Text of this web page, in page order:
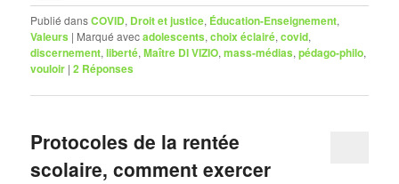
Publié dansCOVID, Droit et justice, Éducation-Enseignement,
Valeurs | Marqué avecadolescents,choix éclairé,covid,
discernement,liberté,Maître DI VIZIO,mass-médias,pédago-philo,
vouloir |2 Réponses
Protocoles de la rentée
scolaire, comment exercer